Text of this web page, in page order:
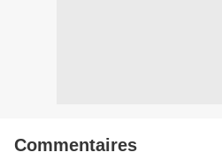
Commentaires